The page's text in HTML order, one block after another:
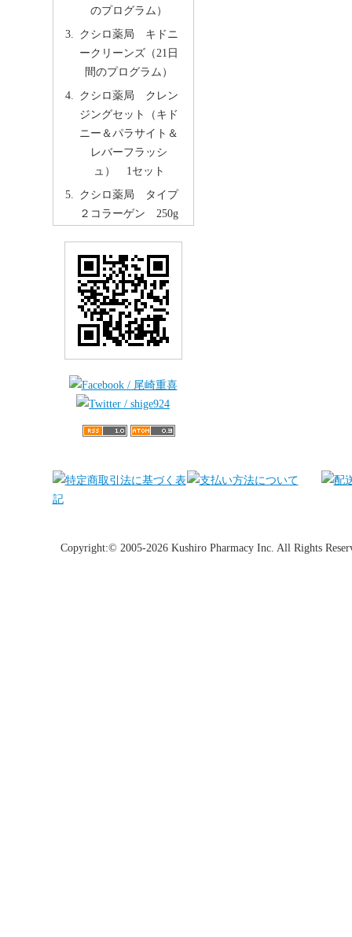
のプログラム）
クシロ薬局 キドニ
ークリーンズ（21日
間のプログラム）
クシロ薬局 クレン
ジングセット（キド
ニー＆パラサイト＆
レバーフラッシ
ュ） 1セット
クシロ薬局 タイプ
２コラーゲン 250g
Copyright:© 2005-2026 Kushiro Pharmacy Inc. All Rights